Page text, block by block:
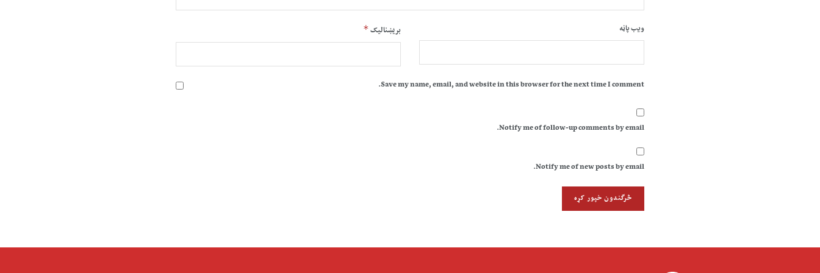
بریښنالیک* ویب پاڼه
Save my name, email, and website in this browser for the next time I comment.
Notify me of follow-up comments by email.
Notify me of new posts by email.